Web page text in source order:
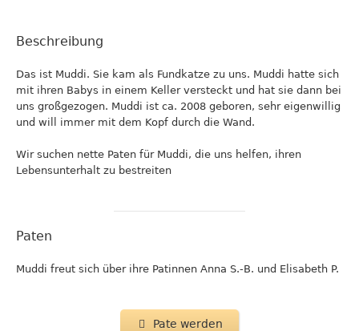
Beschreibung
Das ist Muddi. Sie kam als Fundkatze zu uns. Muddi hatte sich
mit ihren Babys in einem Keller versteckt und hat sie dann bei
uns großgezogen. Muddi ist ca. 2008 geboren, sehr eigenwillig
und will immer mit dem Kopf durch die Wand.
Wir suchen nette Paten für Muddi, die uns helfen, ihren
Lebensunterhalt zu bestreiten
Paten
Muddi freut sich über ihre Patinnen Anna S.-B. und Elisabeth P.
Pate werden